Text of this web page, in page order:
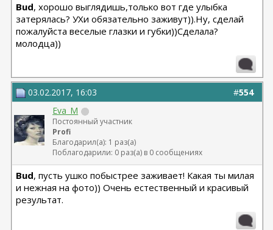
Bud, хорошо выглядишь,только вот где улыбка
затерялась? УХи обязательно заживут)).Ну, сделай
пожалуйста веселые глазки и губки))Сделала?
молодца))
#554
03.02.2017, 16:03
Eva_M
Постоянный участник
Profi
Благодарил(а): 1 раз(а)
Поблагодарили: 0 раз(а) в 0 сообщениях
Bud, пусть ушко побыстрее заживает! Какая ты милая
и нежная на фото)) Очень естественный и красивый
результат.